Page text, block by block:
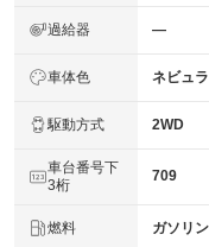
過給器 ―
車体色 ネビュ
駆動方式 2WD
車台番号下
3桁
709
燃料 ガソリン